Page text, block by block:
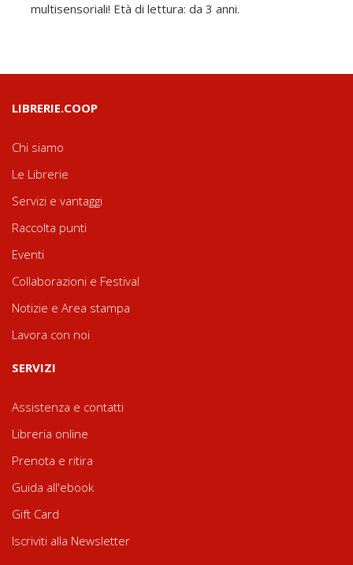
multisensoriali! Età di lettura: da 3 anni.
LIBRERIE.COOP
Chi siamo
Le Librerie
Servizi e vantaggi
Raccolta punti
Eventi
Collaborazioni e Festival
Notizie e Area stampa
Lavora con noi
SERVIZI
Assistenza e contatti
Libreria online
Prenota e ritira
Guida all'ebook
Gift Card
Iscriviti alla Newsletter